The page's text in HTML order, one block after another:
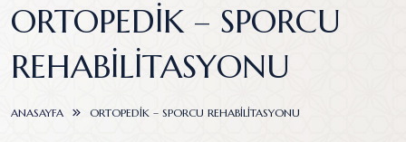
ORTOPEDIK – SPORCU
REHABILITASYONU
ANASAYFA ORTOPEDIK – SPORCU REHABILITASYONU